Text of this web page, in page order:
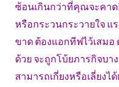
ซ้อนเกินกว่าที่คุณจะคาด
หรือกระวนกระวายใจ แ
ขาด ต้องแอกทีฟไว้เสม
ด้วย จะถูกโบ้ยภารกิจบ
สามารถเกี่ยงหรือเลี่ยงไ